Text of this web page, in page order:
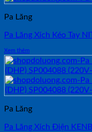
Pa Lăng
Pa Lăng Xích Kéo Tay
Xem thêm
Pa Lăng
Pa Lăng Xích Điện